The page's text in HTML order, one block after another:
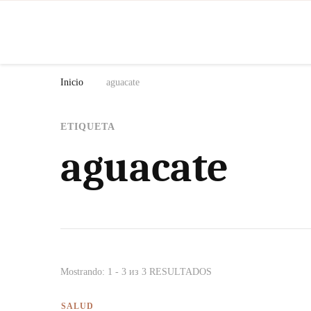
Inicio aguacate
ETIQUETA
aguacate
Mostrando: 1 - 3 из 3 RESULTADOS
SALUD